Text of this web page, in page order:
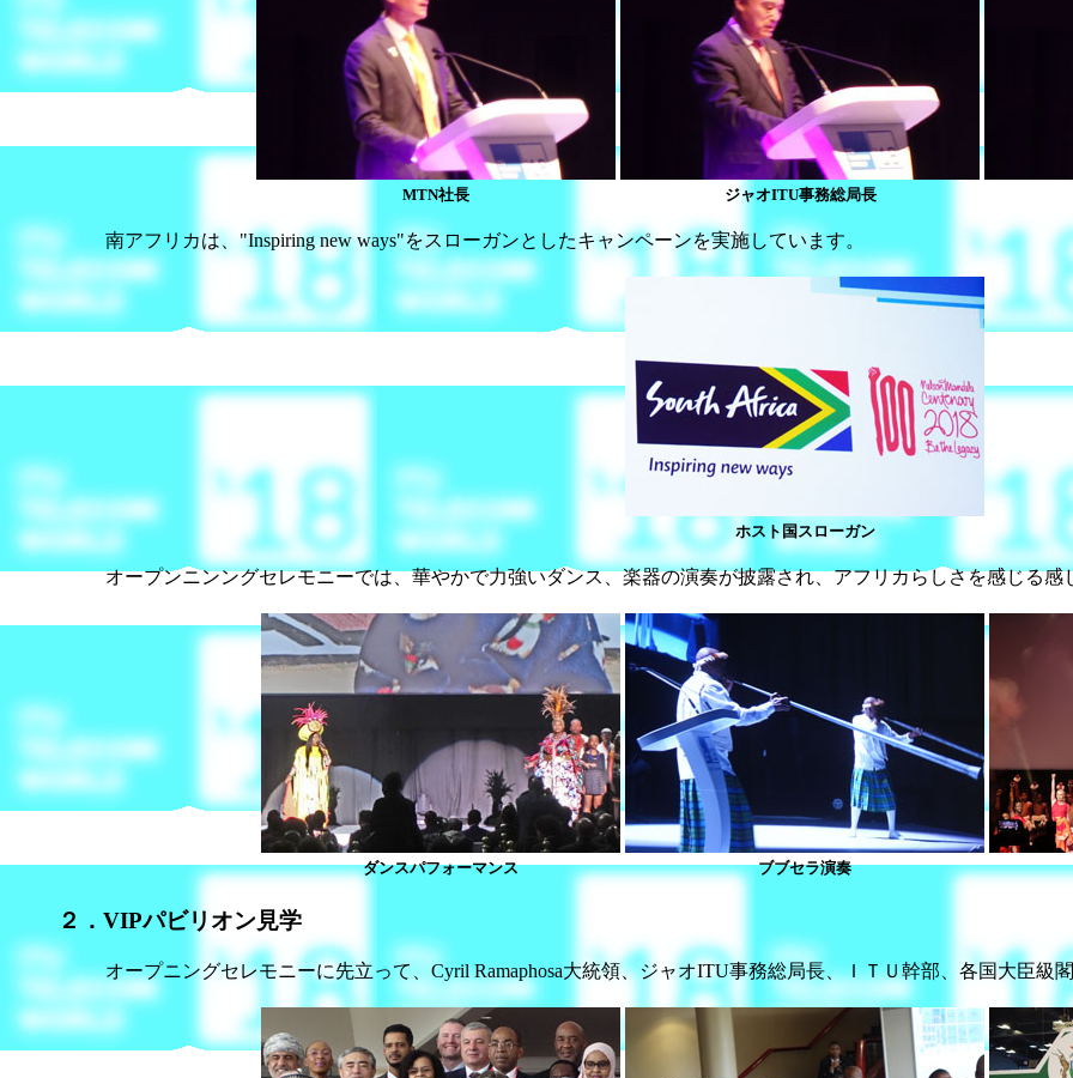
MTN社長 ジャオITU事務総局長
南アフリカは、"Inspiring new ways"をスローガンとしたキャンペーンを実施しています。
ホスト国スローガン
オープンニンングセレモニーでは、華やかで力強いダンス、楽器の演奏が披露され、アフリカらしさを感じる感
ダンスパフォーマンス ブブセラ演奏
２．VIPパビリオン見学
オープニングセレモニーに先立って、Cyril Ramaphosa大統領、ジャオITU事務総局長、ＩＴＵ幹部、各国大臣